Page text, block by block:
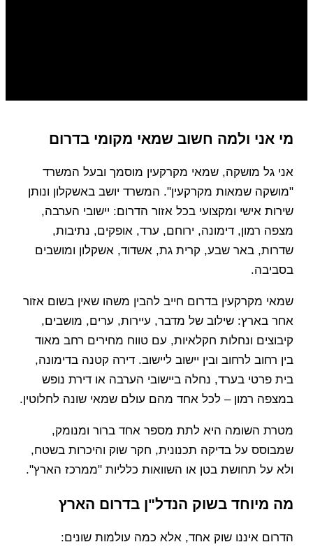
מי אני ולמה חשוב שמאי מקומי בדרום
אני גל מושקה, שמאי מקרקעין מוסמך ובעל המשרד
"מושקה שמאות מקרקעין". המשרד יושב באשקלון ונותן
שירות אישי ומקצועי בכל אזור הדרום: יישובי הערבה,
מצפה רמון, דימונה, ירוחם, ערד, אופקים, נתיבות,
שדרות, באר שבע, קרית גת, אשדוד, אשקלון ומושבים
בסביבה.
שמאי מקרקעין בדרום חייב להבין משהו שאין בשום אזור
אחר בארץ: שילוב של מדבר, עיירות, ערים, מושבים,
קיבוצים ונחלות חקלאיות, עם טווח מחירים רחב מאוד
בין רחוב לרחוב ובין יישוב ליישוב. דירה קטנה בדימונה,
בית פרטי בערד, נחלה ביישובי הערבה או דירת נופש
במצפה רמון – לכל אחד מהם עולם שמאי שונה לחלוטין.
מטרת השומה היא לתת מספר אחד ברור ומנומק,
שמבוסס על בדיקה תכנונית, חקר שוק והיכרות בשטח,
ולא על תחושת בטן או השוואות כלליות "ממרכז הארץ".
מה מיוחד בשוק הנדל"ן בדרום הארץ
הדרום איננו שוק אחד, אלא כמה עולמות שונים: